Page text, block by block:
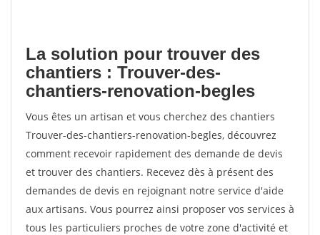
La solution pour trouver des
chantiers : Trouver-des-
chantiers-renovation-begles
Vous êtes un artisan et vous cherchez des chantiers
Trouver-des-chantiers-renovation-begles, découvrez
comment recevoir rapidement des demande de devis
et trouver des chantiers. Recevez dès à présent des
demandes de devis en rejoignant notre service d'aide
aux artisans. Vous pourrez ainsi proposer vos services à
tous les particuliers proches de votre zone d'activité et